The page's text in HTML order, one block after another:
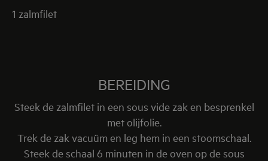
1 zalmfilet
BEREIDING
Steek de zalmfilet in een sous vide zak en besprenkel
met olijfolie.
Trek de zak vacuüm en leg hem in een stoomschaal.
Steek de schaal 6 minuten in de oven op de sous